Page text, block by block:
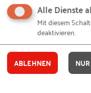
Alle Dienste
Mit diesem
deaktivieren.
ABLEHNEN